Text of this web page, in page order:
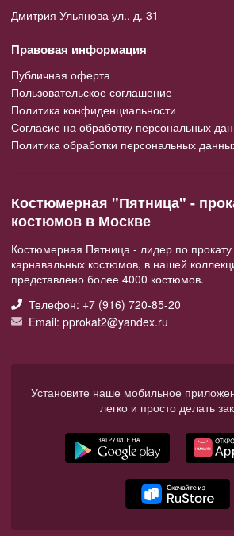
Дмитрия Ульянова ул., д. 31
Правовая информация
Публичная оферта
Пользовательское соглашение
Политика конфиденциальности
Согласие на обработку персональных
Политика обработки персональных
Костюмерная "Пятница" -
костюмов в Москве
Костюмерная Пятница - лидер по прокату
карнавальных костюмов, в нашей
представлено более 4000 костюмов.
Телефон: +7 (916) 720-85-20
Email: pprokat2@yandex.ru
Установите наше мобильное
легко и просто делать